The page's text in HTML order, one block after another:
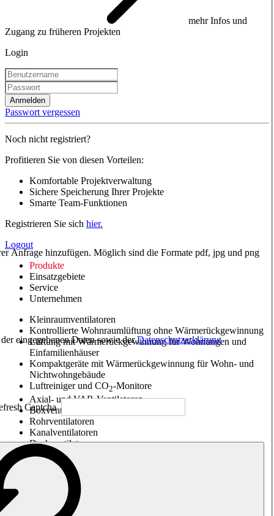
mehr Infos und
Zugang zu früheren Projekten
Login
Anmelden
Passwort vergessen
Noch nicht registriert?
Profitieren Sie von diesen Vorteilen:
Komfortable Projektverwaltung
Sichere Speicherung Ihrer Projekte
Smarte Team-Funktionen
Registrieren Sie sich hier.
Logout
Produkte
Einsatzgebiete
Service
Unternehmen
Kleinraumventilatoren
Kontrollierte Wohnraumlüftung ohne Wärmerückgewinnung
Lüftung mit Wärmerückgewinnung für Wohnungen und
Einfamilienhäuser
Kompaktgeräte mit Wärmerückgewinnung für Wohn- und
Nichtwohngebäude
Luftreiniger und CO2-Monitore
Axial- und VAR-Ventilatoren
Boxventilatoren
Rohrventilatoren
Kanalventilatoren
Dachventilatoren
Entrauchung, Rauchfreihaltung und Garagenlüftung
Impulsventilatoren
Explosionsgeschützte Ventilatoren
Messen. Steuern. Regeln.
Luftbehandlung
Mechanisches Zubehör
Anfrage hinzufügen. Möglich sind die Formate pdf, jpg und png
eingegebenen Daten sowie derDatenschutzerklärung